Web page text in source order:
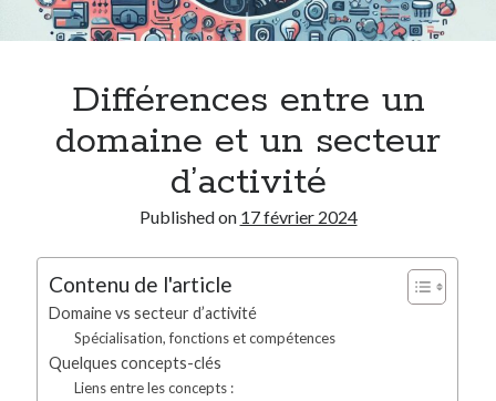
Rechercher
OK
Articles récents
Intelligence artificielle et création. Ne calculez plus, ordonnez !
Les savoir-être : un écosystème de compétences interdépendantes
Gérer son stress : la compétence clés pour les savoir-être
Suivez-moi sur LinkedIn
Différences entre un
domaine et un secteur
d’activité
Published on 17 février 2024
Contenu de l'article
Domaine vs secteur d’activité
Spécialisation, fonctions et compétences
Quelques concepts-clés
Liens entre les concepts :